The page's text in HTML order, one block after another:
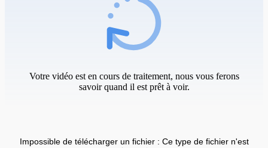
Votre vidéo est en cours de traitement, nous vous ferons
savoir quand il est prêt à voir.
Impossible de télécharger un fichier : Ce type de fichier n'est